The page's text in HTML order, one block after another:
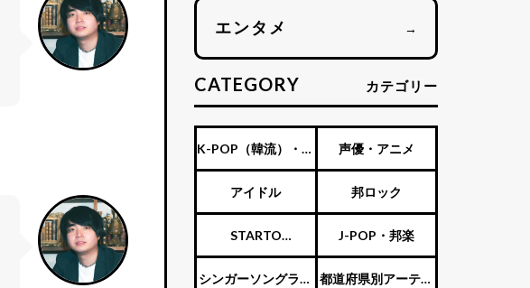
エンタメ →
CATEGORY カテゴリー
K-POP（韓流）・海
外アーティスト
声優・アニメ
アイドル 邦ロック
STARTO
ENTERTAINMENT（旧
J-POP・邦楽
シンガーソングライ 都道府県別アーティ